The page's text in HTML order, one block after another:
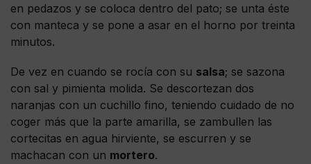
en pedazos y se coloca dentro del pato; se unta éste
con manteca y se pone a asar en el horno por treinta
minutos.
De vez en cuando se rocía con su salsa; se sazona
con sal y pimienta molida. Se descortezan dos
naranjas con un cuchillo fino, teniendo cuidado de no
coger más que la parte amarilla, se zambullen las
cortecitas en agua hirviente, se escurren y se
machacan con un mortero.